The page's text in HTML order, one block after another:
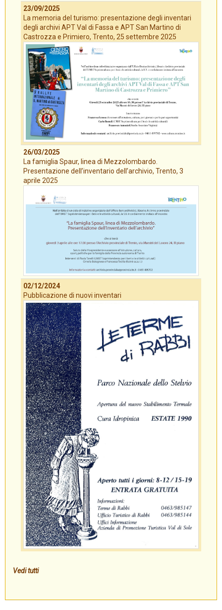
23/09/2025
La memoria del turismo: presentazione degli inventari
degli archivi APT Val di Fassa e APT San Martino di
Castrozza e Primiero, Trento, 25 settembre 2025
26/03/2025
La famiglia Spaur, linea di Mezzolombardo.
Presentazione dell’inventario dell’archivio, Trento, 3
aprile 2025
02/12/2024
Pubblicazione di nuovi inventari
Vedi tutti